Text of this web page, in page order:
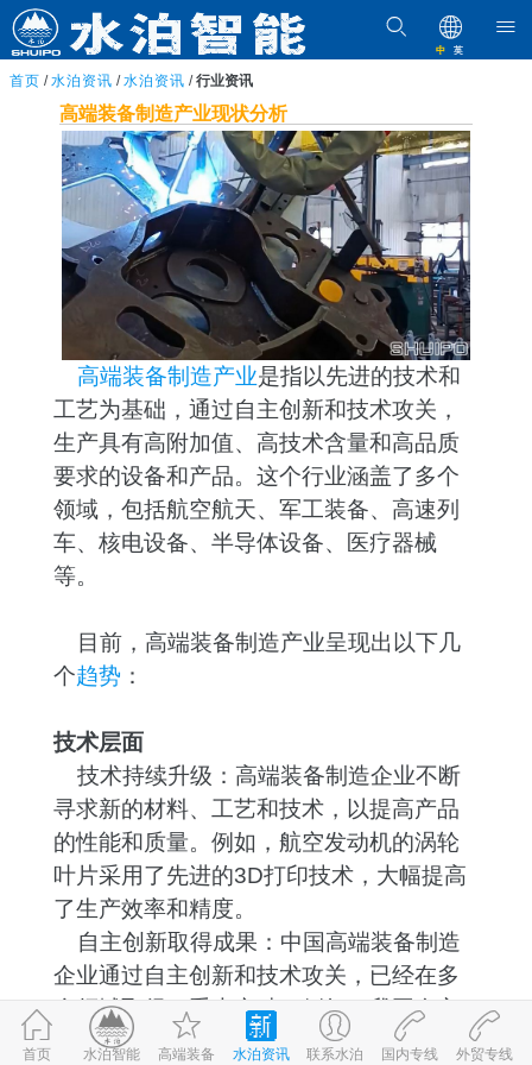
中 英
首页 / 水泊资讯 / 水泊资讯 / 行业资讯
高端装备制造产业现状分析
高端装备制造产业是指以先进的技术和
工艺为基础，通过自主创新和技术攻关，
生产具有高附加值、高技术含量和高品质
要求的设备和产品。这个行业涵盖了多个
领域，包括航空航天、军工装备、高速列
车、核电设备、半导体设备、医疗器械
等。
目前，高端装备制造产业呈现出以下几
个趋势 ：
技术层面
技术持续升级：高端装备制造企业不断
寻求新的材料、工艺和技术，以提高产品
的性能和质量。例如，航空发动机的涡轮
叶片采用了先进的3D打印技术，大幅提高
了生产效率和精度。
自主创新取得成果：中国高端装备制造
企业通过自主创新和技术攻关，已经在多
个领域取得了重大突破。例如，我国自主
研发的C919客机成功首飞，标志着中国航
©2017-2026水泊智能 鲁ICP备09059980号-1 鲁公网安备 37083202370898号
首页 水泊智能 高端装备 水泊资讯 联系水泊 国内专线 外贸专线